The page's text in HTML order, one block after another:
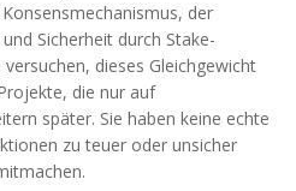
der
Sicherheit durch Stake-
versuchen, dieses Gleichgewicht
die nur auf
später. Sie haben keine echte
zu teuer oder unsicher